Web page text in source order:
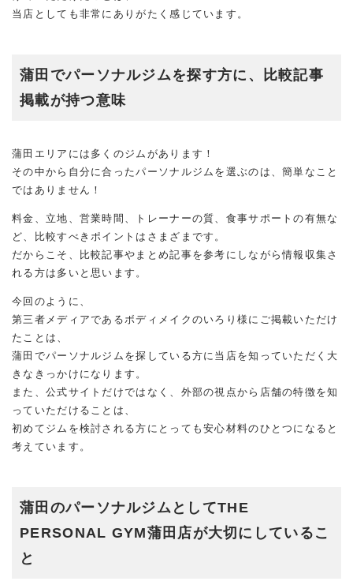
当店としても非常にありがたく感じています。
蒲田でパーソナルジムを探す方に、比較記事
掲載が持つ意味
蒲田エリアには多くのジムがあります！
その中から自分に合ったパーソナルジムを選ぶのは、簡単なこと
ではありません！
料金、立地、営業時間、トレーナーの質、食事サポートの有無な
ど、比較すべきポイントはさまざまです。
だからこそ、比較記事やまとめ記事を参考にしながら情報収集さ
れる方は多いと思います。
今回のように、
第三者メディアであるボディメイクのいろり様にご掲載いただけ
たことは、
蒲田でパーソナルジムを探している方に当店を知っていただく大
きなきっかけになります。
また、公式サイトだけではなく、外部の視点から店舗の特徴を知
っていただけることは、
初めてジムを検討される方にとっても安心材料のひとつになると
考えています。
蒲田のパーソナルジムとしてTHE
PERSONAL GYM蒲田店が大切にしているこ
と